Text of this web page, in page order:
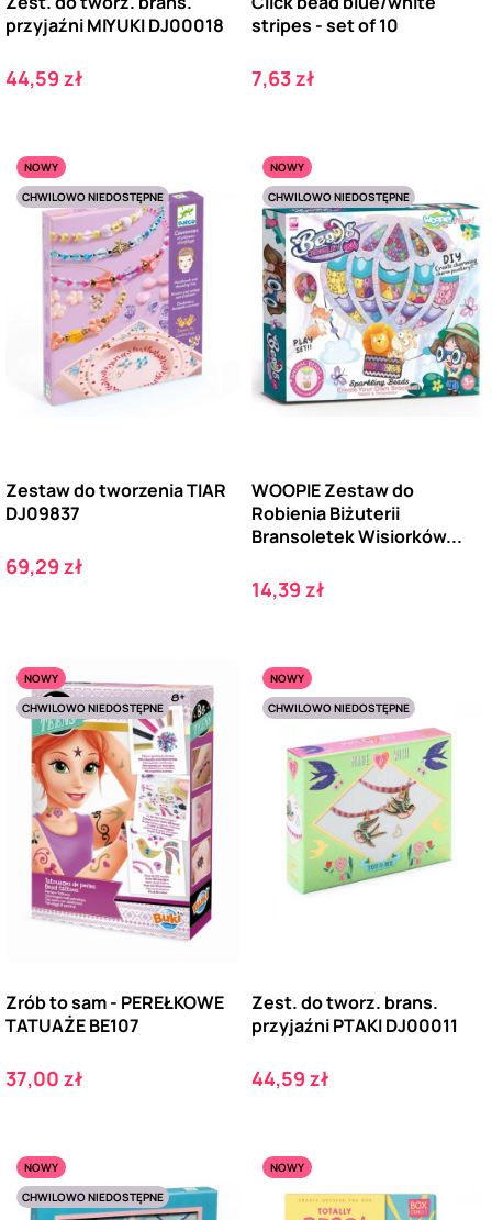
przyjaźni MIYUKI DJ00018
Cena
44,59 zł
stripes - set of 10
Cena
7,63 zł
NOWY
CHWILOWO NIEDOSTĘPNE
Zestaw do tworzenia TIAR
DJ09837
Cena
69,29 zł
NOWY
CHWILOWO NIEDOSTĘPNE
WOOPIE Zestaw do
Robienia Biżuterii
Bransoletek Wisiorków...
Cena
14,39 zł
NOWY
CHWILOWO NIEDOSTĘPNE
Zrób to sam - PEREŁKOWE
TATUAŻE BE107
Cena
37,00 zł
NOWY
CHWILOWO NIEDOSTĘPNE
Zest. do tworz. brans.
przyjaźni PTAKI DJ00011
Cena
44,59 zł
NOWY
CHWILOWO NIEDOSTĘPNE
NOWY